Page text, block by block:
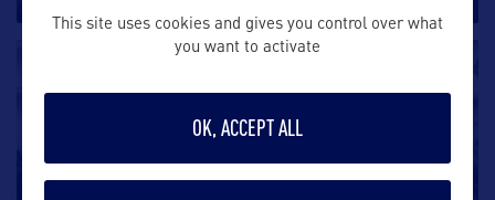
History Museum of Mobile
Le Musée Historique de Mobile, situé dans le centre-
This site uses cookies and gives you control over what
you want to activate
OK, ACCEPT ALL